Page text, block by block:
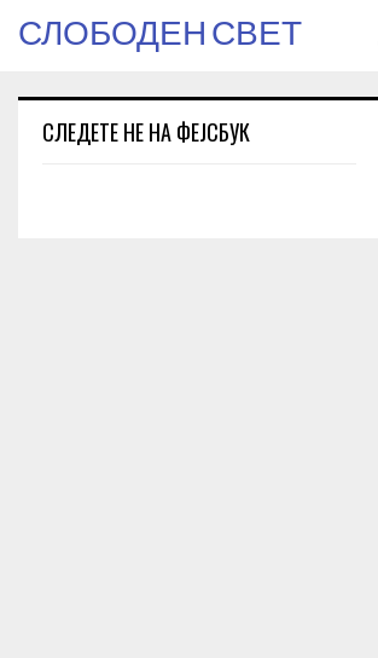
СЛОБОДЕН СВЕТ
СЛЕДЕТЕ НЕ НА ФЕЈСБУК